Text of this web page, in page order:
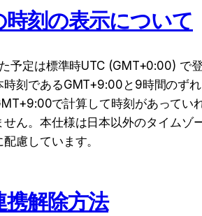
刻の表示について
予定は標準時UTC (GMT+0:00) で
時刻であるGMT+9:00と9時間のずれ
で計算して時刻があってい
せん。本仕様は日本以外のタイムゾ
慮しています。
解除方法